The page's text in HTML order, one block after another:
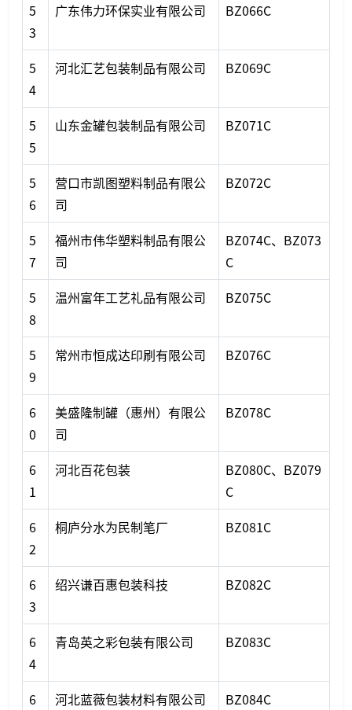
5
3
广东伟力环保实业有限公司 BZ066C
5
4
河北汇艺包装制品有限公司 BZ069C
5
5
山东金罐包装制品有限公司 BZ071C
5
6
营口市凯图塑料制品有限公
司
BZ072C
5
7
福州市伟华塑料制品有限公
司
BZ074C、BZ073
C
5
8
温州富年工艺礼品有限公司 BZ075C
5
9
常州市恒成达印刷有限公司 BZ076C
6
0
美盛隆制罐（惠州）有限公
司
BZ078C
6
1
河北百花包装
BZ080C、BZ079
C
6
2
桐庐分水为民制笔厂 BZ081C
6
3
绍兴谦百惠包装科技 BZ082C
6
4
青岛英之彩包装有限公司 BZ083C
6
河北蓝薇包装材料有限公司 BZ084C